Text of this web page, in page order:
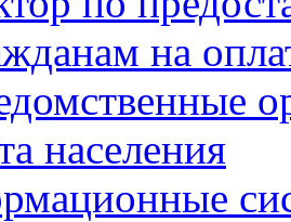
на
населения